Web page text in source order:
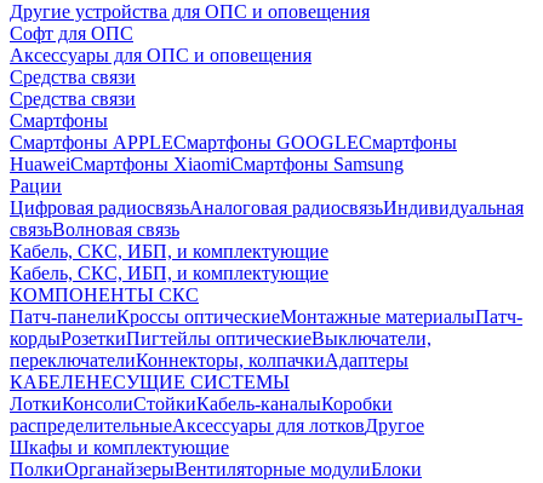
Другие устройства для ОПС и оповещения
Софт для ОПС
Аксессуары для ОПС и оповещения
Средства связи
Средства связи
Смартфоны
Смартфоны APPLEСмартфоны GOOGLEСмартфоны
HuaweiСмартфоны XiaomiСмартфоны Samsung
Рации
Цифровая радиосвязьАналоговая радиосвязьИндивидуальная
связьВолновая связь
Кабель, СКС, ИБП, и комплектующие
Кабель, СКС, ИБП, и комплектующие
КОМПОНЕНТЫ СКС
Патч-панелиКроссы оптическиеМонтажные материалыПатч-
кордыРозеткиПигтейлы оптическиеВыключатели,
переключателиКоннекторы, колпачкиАдаптеры
КАБЕЛЕНЕСУЩИЕ СИСТЕМЫ
ЛоткиКонсолиСтойкиКабель-каналыКоробки
распределительныеАксессуары для лотковДругое
Шкафы и комплектующие
ПолкиОрганайзерыВентиляторные модулиБлоки